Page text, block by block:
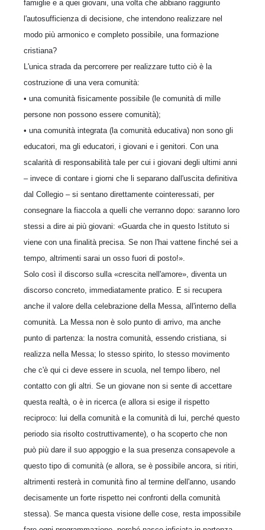
famiglie e a quei giovani, una volta che abbiano raggiunto
l'autosufficienza di decisione, che intendono realizzare nel
modo più armonico e completo possibile, una formazione
cristiana?
L'unica strada da percorrere per realizzare tutto ciò è la
costruzione di una vera comunità:
• una comunità fisicamente possibile (le comunità di mille
persone non possono essere comunità);
• una comunità integrata (la comunità educativa) non sono gli
educatori, ma gli educatori, i giovani e i genitori. Con una
scalarità di responsabilità tale per cui i giovani degli ultimi anni
– invece di contare i giorni che li separano dall'uscita definitiva
dal Collegio – si sentano direttamente cointeressati, per
consegnare la fiaccola a quelli che verranno dopo: saranno loro
stessi a dire ai più giovani: «Guarda che in questo Istituto si
viene con una finalità precisa. Se non l'hai vattene finché sei a
tempo, altrimenti sarai un osso fuori di posto!».
Solo così il discorso sulla «crescita nell'amore», diventa un
discorso concreto, immediatamente pratico. E si recupera
anche il valore della celebrazione della Messa, all'interno della
comunità. La Messa non è solo punto di arrivo, ma anche
punto di partenza: la nostra comunità, essendo cristiana, si
realizza nella Messa; lo stesso spirito, lo stesso movimento
che c'è qui ci deve essere in scuola, nel tempo libero, nel
contatto con gli altri. Se un giovane non si sente di accettare
questa realtà, o è in ricerca (e allora si esige il rispetto
reciproco: lui della comunità e la comunità di lui, perché questo
periodo sia risolto costruttivamente), o ha scoperto che non
può più dare il suo appoggio e la sua presenza consapevole a
questo tipo di comunità (e allora, se è possibile ancora, si ritiri,
altrimenti resterà in comunità fino al termine dell'anno, usando
decisamente un forte rispetto nei confronti della comunità
stessa). Se manca questa visione delle cose, resta impossibile